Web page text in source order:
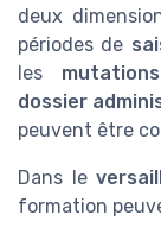
deux
périodes de
les mutations
dossier
peuvent être
Dans le
formation